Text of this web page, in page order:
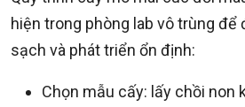
hiện trong phòng lab vô trùng để
sạch và phát triển ổn định:
Chọn mẫu cấy: lấy chồi non